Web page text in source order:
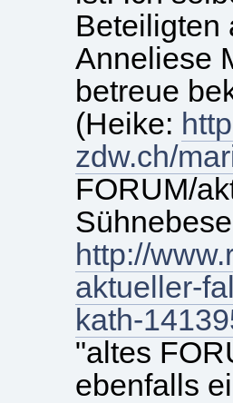
Beteiligten
Anneliese
betreue
(Heike:
zdw.ch/
FORUM/
http://
aktueller-
kath-
"altes
ebenfalls